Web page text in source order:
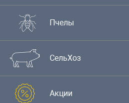
Пчелы
СельХоз
Акции